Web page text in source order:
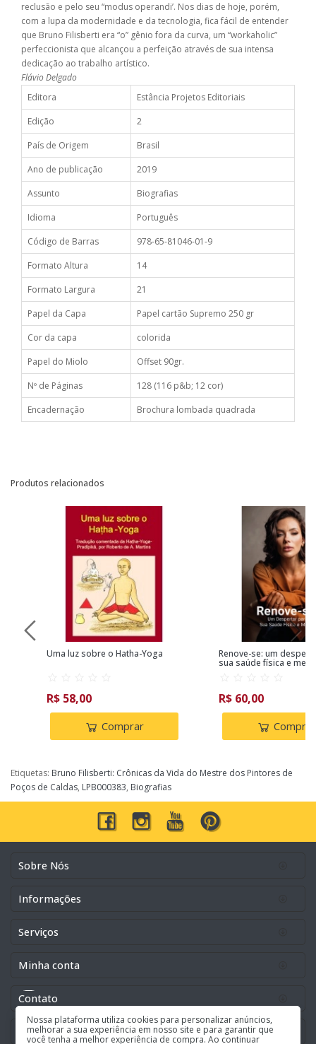
Nossa plataforma utiliza cookies para personalizar anúncios,
melhorar a sua experiência em nosso site e para garantir que
você tenha a melhor experiência de compra. Ao continuar
reclusão e pelo seu “modus operandi’. Nos dias de hoje, porém,
com a lupa da modernidade e da tecnologia, fica fácil de entender
que Bruno Filisberti era “o” gênio fora da curva, um “workaholic”
perfeccionista que alcançou a perfeição através de sua intensa
dedicação ao trabalho artístico.
Flávio Delgado
Editora
Estância Projetos Editoriais
Edição
2
País de Origem
Brasil
Ano de publicação
2019
Assunto
Biografias
Idioma
Português
Código de Barras
978-65-81046-01-9
Formato Altura
14
Formato Largura
21
Papel da Capa
Papel cartão Supremo 250 gr
Cor da capa
colorida
Papel do Miolo
Offset 90gr.
Nº de Páginas
128 (116 p&b; 12 cor)
Encadernação
Brochura lombada quadrada
Produtos relacionados
Uma luz sobre o Hatha-Yoga
R$ 58,00
Comprar
Renove-se: um
sua saúde física e
R$ 60,00
Comprar
Etiquetas: Bruno Filisberti: Crônicas da Vida do Mestre dos Pintores de
Poços de Caldas, LPB000383, Biografias
Sobre Nós
Informações
Serviços
Minha conta
Contato
Buscar pela lista